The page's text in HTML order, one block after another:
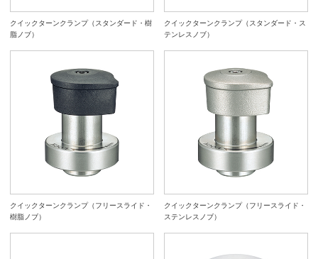
クイックターンクランプ（スタンダード・樹
脂ノブ）
クイックターンクランプ（スタンダード・ス
テンレスノブ）
クイックターンクランプ（フリースライド・
樹脂ノブ）
クイックターンクランプ（フリースライド・
ステンレスノブ）